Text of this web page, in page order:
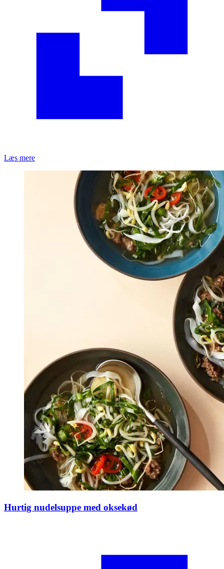
Læs mere
Hurtig nudelsuppe med oksekød